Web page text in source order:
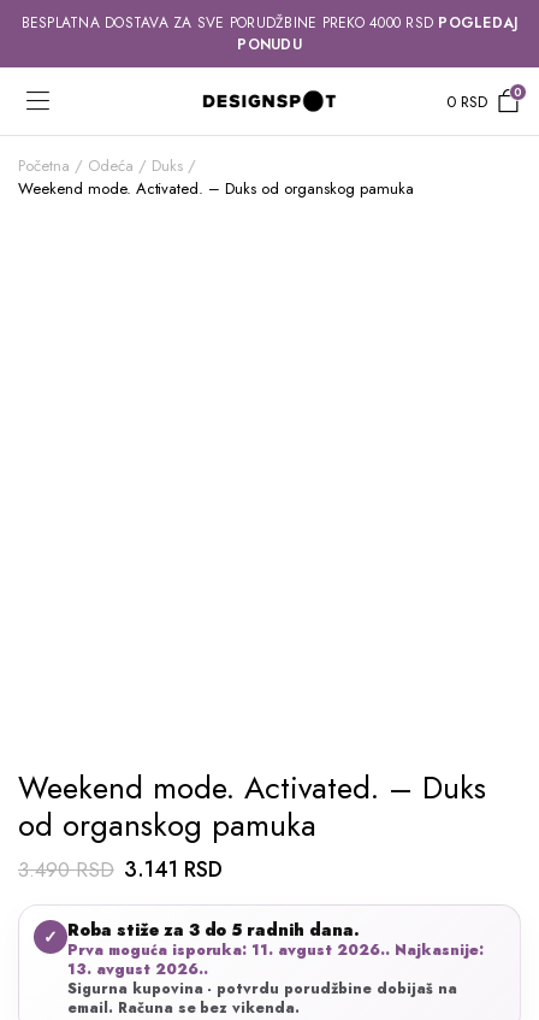
BESPLATNA DOSTAVA ZA SVE PORUDŽBINE PREKO 4000 RSD POGLEDAJ
PONUDU
0RSD 0
Početna Odeća
Duks
Weekend mode. Activated. – Duks od organskog pamuka
Weekend mode. Activated. – Duks
od organskog pamuka
3.490RSD Originalna
cena
je
bila:
3.490 RSD.
3.141 RSDTrenutna
cena
je:
3.141 RSD.
✓ Roba stiže za 3 do 5 radnih dana.
Prva moguća isporuka: 11. avgust 2026.. Najkasnije:
13. avgust 2026..
Sigurna kupovina - potvrdu porudžbine dobijaš na
email. Računa se bez vikenda.